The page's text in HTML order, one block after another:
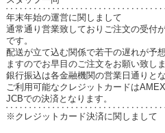
年末年始の運営に関しまして
通常通り営業致しておりご注文の受付
です。
配送が立て込む関係で若干の遅れが予
ますのでお早目のご注文をお願い致しま
銀行振込は各金融機関の営業日通りとな
ご利用可能なクレジットカードはAMEX
JCBでの決済となります。
※クレジットカード決済に関しまして